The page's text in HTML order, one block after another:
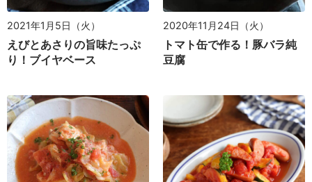
2021年1月5日（火）
えびとあさりの旨味たっぷ
り！ブイヤベース
2020年11月24日（火）
トマト缶で作る！豚バラ純
豆腐